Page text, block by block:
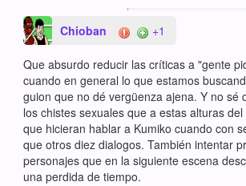
Chioban +1
Que absurdo reducir las críticas a "gente
cuando en general lo que estamos
guion que no dé vergüenza ajena. Y no sé
los chistes sexuales que a estas alturas
que hicieran hablar a Kumiko cuando con
que otros diez dialogos. También intentar
personajes que en la siguiente escena
una perdida de tiempo.